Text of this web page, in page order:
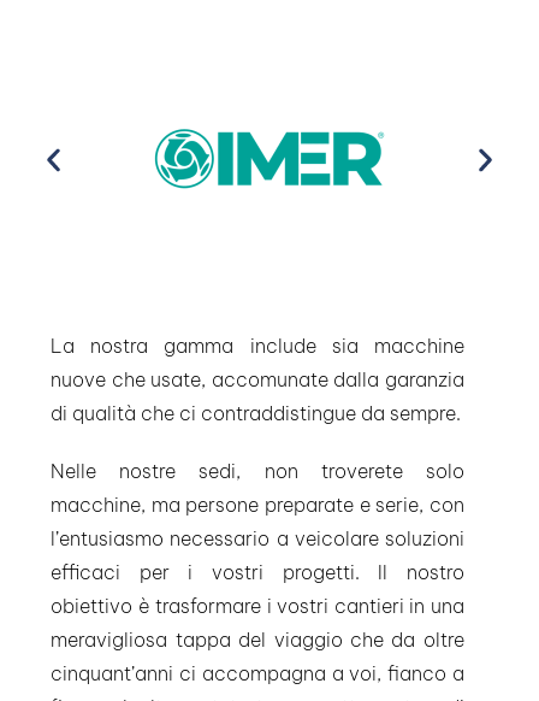
La nostra gamma include sia macchine
nuove che usate, accomunate dalla garanzia
di qualità che ci contraddistingue da sempre.
Nelle nostre sedi, non troverete solo
macchine, ma persone preparate e serie, con
l’entusiasmo necessario a veicolare soluzioni
efficaci per i vostri progetti. Il nostro
obiettivo è trasformare i vostri cantieri in una
meravigliosa tappa del viaggio che da oltre
cinquant’anni ci accompagna a voi, fianco a